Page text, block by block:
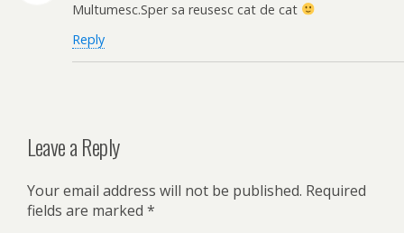
Multumesc.Sper sa reusesc cat de cat
Reply
Leave a Reply
Your email address will not be published. Required
fields are marked *